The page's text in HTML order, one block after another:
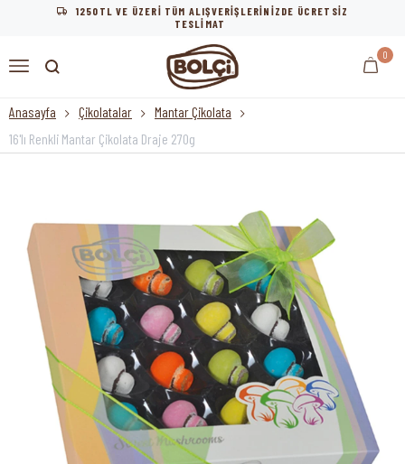
1250TL VE ÜZERİ TÜM ALIŞVERİŞLERİNİZDE ÜCRETSİZ
TESLİMAT
0
Anasayfa Çikolatalar
Mantar Çikolata
16'lı Renkli Mantar Çikolata Draje 270g